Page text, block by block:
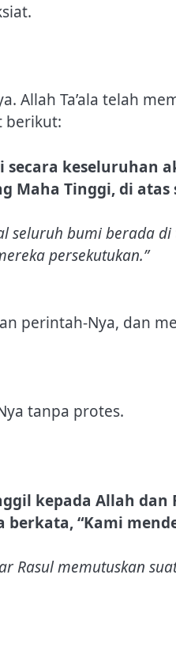
Allah Ta’ala telah
berikut:
keseluruhan
Maha Tinggi, di
seluruh bumi berada
persekutukan.”
perintah-Nya, dan
tanpa protes.
kepada Allah dan
“Kami
Rasul memutuskan